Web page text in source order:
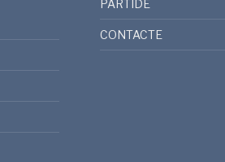
PARTIDE
CONTACTE